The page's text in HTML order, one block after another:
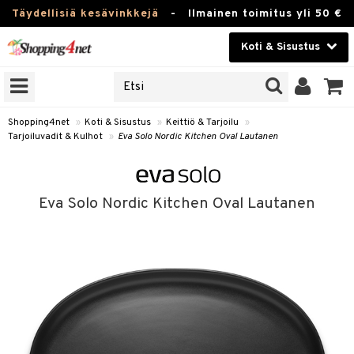
Täydellisiä kesävinkkejä - Ilmainen toimitus yli 50 €
Koti & Sisustus
Kauneudenhoito
Piilolinssit
Fitness
Lelut, Lapsi & Vauva
Tuotemerkkejä
Kampanjat
Shopping4net » Koti & Sisustus » Keittiö & Tarjoilu
»
Tarjoiluvadit & Kulhot » Eva Solo Nordic Kitchen Oval Lautanen
Eva Solo Nordic Kitchen Oval Lautanen
Karahvit
Tee & Espresso
Mukit